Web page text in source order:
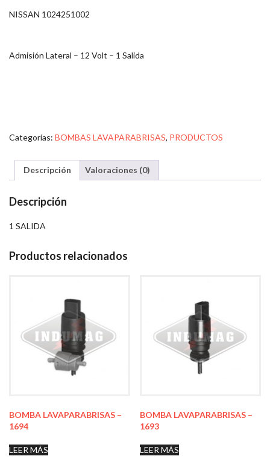
NISSAN 1024251002
Admisión Lateral – 12 Volt – 1 Salida
Categorías: BOMBAS LAVAPARABRISAS, PRODUCTOS
Descripción Valoraciones (0)
Descripción
1 SALIDA
Productos relacionados
BOMBA LAVAPARABRISAS –
1694
LEER MÁS
BOMBA LAVAPARABRISAS –
1693
LEER MÁS